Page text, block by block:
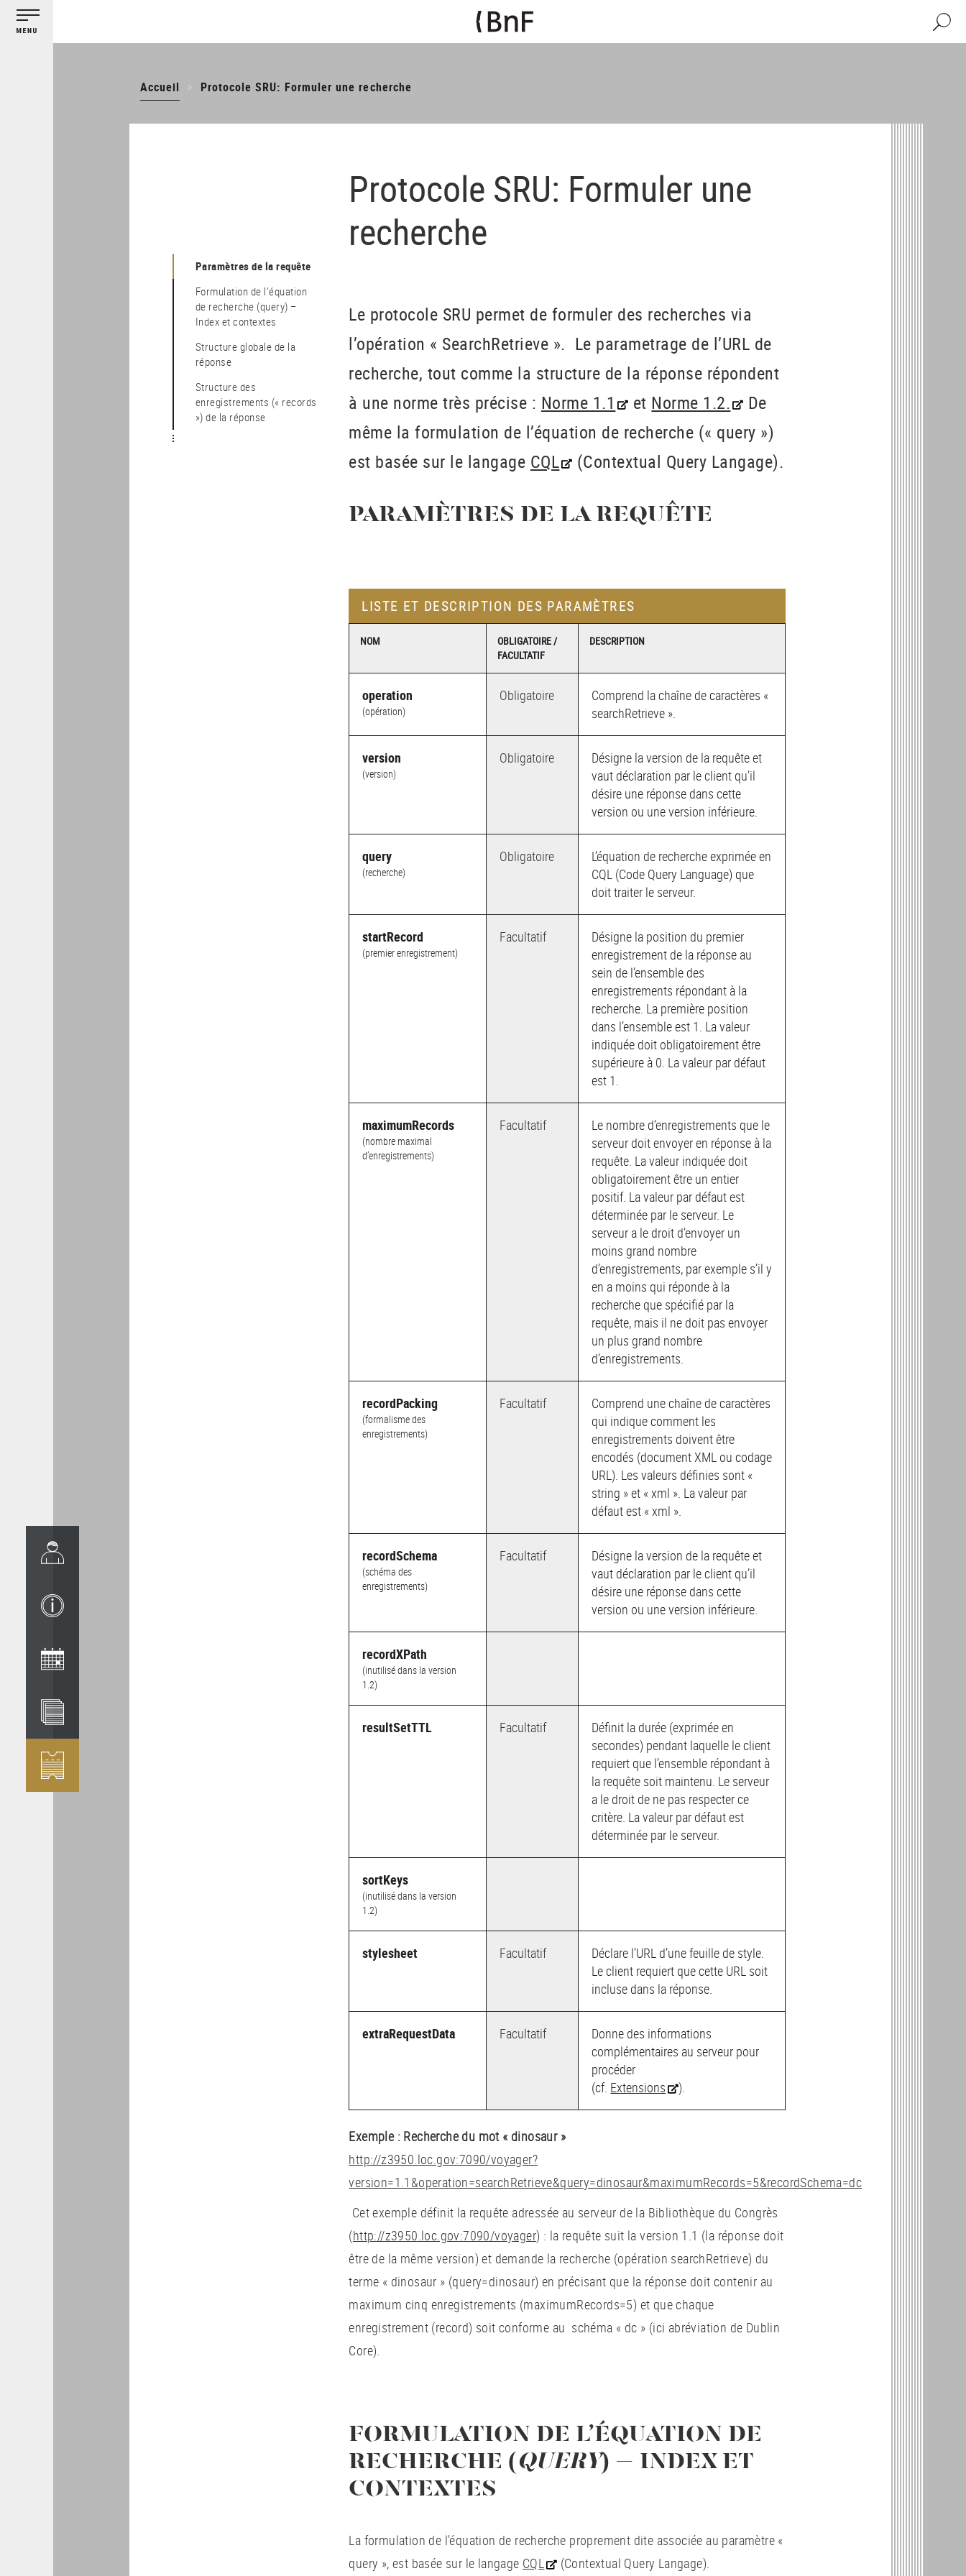
contenu
Accueil Protocole SRU: Formuler une recherche
Paramètres de la requête
Formulation de l’équation
de recherche (query) –
Index et contextes
Structure globale de la
réponse
Structure des
enregistrements (« records
») de la réponse
Protocole SRU: Formuler une
recherche
Le protocole SRU permet de formuler des recherches via
l’opération « SearchRetrieve ». Le parametrage de l’URL de
recherche, tout comme la structure de la réponse répondent
à une norme très précise : Norme 1.1 et Norme 1.2.
De
même la formulation de l’équation de recherche (« query »)
est basée sur le langage CQL (Contextual Query Langage).
PARAMÈTRES DE LA REQUÊTE
LISTE ET DESCRIPTION DES PARAMÈTRES
NOM
OBLIGATOIRE /
FACULTATIF
DESCRIPTION
operation
(opération)
Obligatoire
Comprend la chaîne de caractères «
searchRetrieve ».
version
(version)
Obligatoire
Désigne la version de la requête et
vaut déclaration par le client qu’il
désire une réponse dans cette
version ou une version inférieure.
query
(recherche)
Obligatoire
L’équation de recherche exprimée en
CQL (Code Query Language) que
doit traiter le serveur.
startRecord
(premier enregistrement)
Facultatif
Désigne la position du premier
enregistrement de la réponse au
sein de l’ensemble des
enregistrements répondant à la
recherche. La première position
dans l’ensemble est 1. La valeur
indiquée doit obligatoirement être
supérieure à 0. La valeur par défaut
est 1.
maximumRecords
(nombre maximal
d’enregistrements)
Facultatif
Le nombre d’enregistrements que le
serveur doit envoyer en réponse à la
requête. La valeur indiquée doit
obligatoirement être un entier
positif. La valeur par défaut est
déterminée par le serveur. Le
serveur a le droit d’envoyer un
moins grand nombre
d’enregistrements, par exemple s’il y
en a moins qui réponde à la
recherche que spécifié par la
requête, mais il ne doit pas envoyer
un plus grand nombre
d’enregistrements.
recordPacking
(formalisme des
enregistrements)
Facultatif
Comprend une chaîne de caractères
qui indique comment les
enregistrements doivent être
encodés (document XML ou codage
URL). Les valeurs définies sont «
string » et « xml ». La valeur par
défaut est « xml ».
recordSchema
(schéma des
enregistrements)
Facultatif
Désigne la version de la requête et
vaut déclaration par le client qu’il
désire une réponse dans cette
version ou une version inférieure.
recordXPath
(inutilisé dans la version
1.2)
resultSetTTL Facultatif
Définit la durée (exprimée en
secondes) pendant laquelle le client
requiert que l’ensemble répondant à
la requête soit maintenu. Le serveur
a le droit de ne pas respecter ce
critère. La valeur par défaut est
déterminée par le serveur.
sortKeys
(inutilisé dans la version
1.2)
stylesheet Facultatif
Déclare l’URL d’une feuille de style.
Le client requiert que cette URL soit
incluse dans la réponse.
extraRequestData Facultatif
Donne des informations
complémentaires au serveur pour
procéder
(cf. Extensions ).
Exemple : Recherche du mot « dinosaur »
http://z3950.loc.gov:7090/voyager?
version=1.1&operation=searchRetrieve&query=dinosaur&maximumRecords=5&recordSchema=dc
Cet exemple définit la requête adressée au serveur de la Bibliothèque du Congrès
(http://z3950.loc.gov:7090/voyager) : la requête suit la version 1.1 (la réponse doit
être de la même version) et demande la recherche (opération searchRetrieve) du
terme « dinosaur » (query=dinosaur) en précisant que la réponse doit contenir au
maximum cinq enregistrements (maximumRecords=5) et que chaque
enregistrement (record) soit conforme au schéma « dc » (ici abréviation de Dublin
Core).
FORMULATION DE L’ÉQUATION DE
RECHERCHE ( QUERY) – INDEX ET
CONTEXTES
La formulation de l’équation de recherche proprement dite associée au paramètre «
query », est basée sur le langage CQL (Contextual Query Langage).
Gestion des cookies